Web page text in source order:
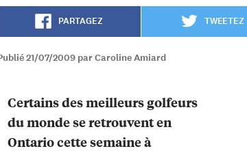
PARTAGEZ TWEETEZ
21/07/2009 par Caroline Amiard
Certains des meilleurs golfeurs
du monde se retrouvent en
Ontario cette semaine à